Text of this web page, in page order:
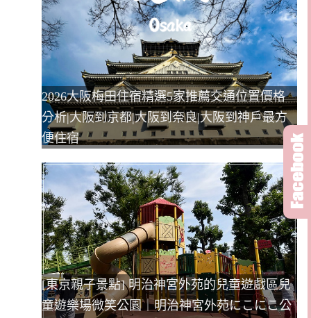
2026大阪梅田住宿精選5家推薦交通位置價格
分析|大阪到京都|大阪到奈良|大阪到神戶最方
便住宿
[東京親子景點] 明治神宮外苑的兒童遊戲區兒
童遊樂場微笑公園｜明治神宮外苑にこにこ公